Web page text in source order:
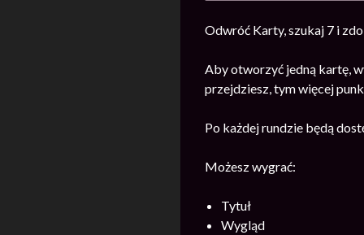
Odwróć Karty, szukaj 7 i
Aby otworzyć jedną kartę,
przejdziesz, tym więcej
Po każdej rundzie będą
Możesz wygrać:
Tytuł
Wygląd